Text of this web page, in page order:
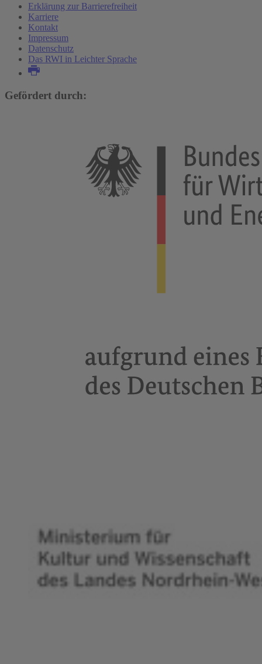
Erklärung zur Barrierefreiheit
Karriere
Kontakt
Impressum
Datenschutz
Das RWI in Leichter Sprache
Gefördert durch: